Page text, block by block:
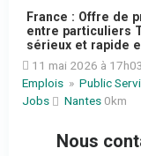
France : Offre de
entre particuliers
sérieux et rapide
11 mai 2026 à 17h03
Emplois » Public
Jobs
Nantes 0km
Nous